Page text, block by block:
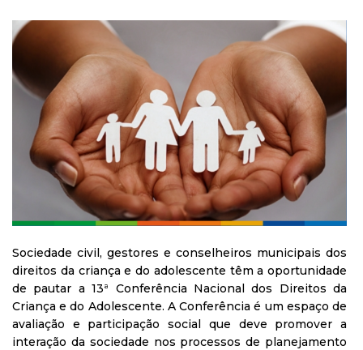
Sociedade civil, gestores e conselheiros municipais dos
direitos da criança e do adolescente têm a oportunidade
de pautar a 13ª Conferência Nacional dos Direitos da
Criança e do Adolescente. A Conferência é um espaço de
avaliação e participação social que deve promover a
interação da sociedade nos processos de planejamento